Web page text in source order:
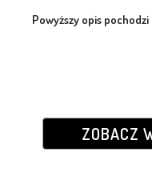
Powyższy opis
ZOBACZ